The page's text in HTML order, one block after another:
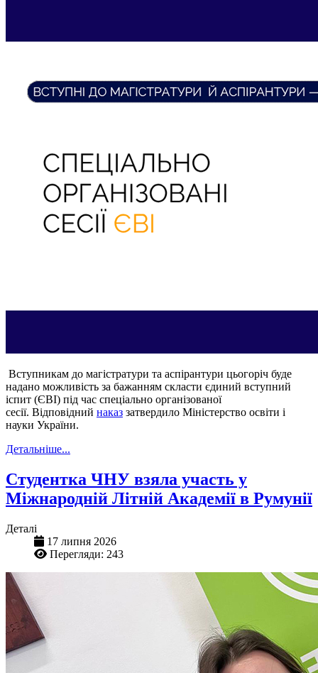
Вступникам до магістратури та аспірантури цьогоріч буде
надано можливість за бажанням скласти єдиний вступний
іспит (ЄВІ) під час спеціально організованої
сесії. Відповідний наказ затвердило Міністерство освіти і
науки України.
Детальніше...
Студентка ЧНУ взяла участь у
Міжнародній Літній Академії в Румунії
Деталі
17 липня 2026
Перегляди: 243